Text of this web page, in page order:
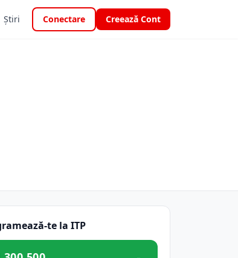
Știri Conectare Creează Cont
te la ITP